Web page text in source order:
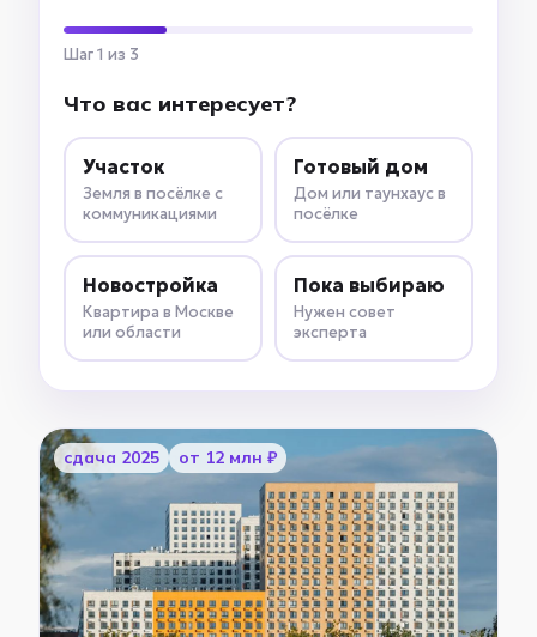
Шаг 1 из 3
Что вас интересует?
Участок
Земля в посёлке с
коммуникациями
Готовый дом
Дом или таунхаус в
посёлке
Новостройка
Квартира в Москве
или области
Пока выбираю
Нужен совет
эксперта
cдача 2025 от 12 млн ₽